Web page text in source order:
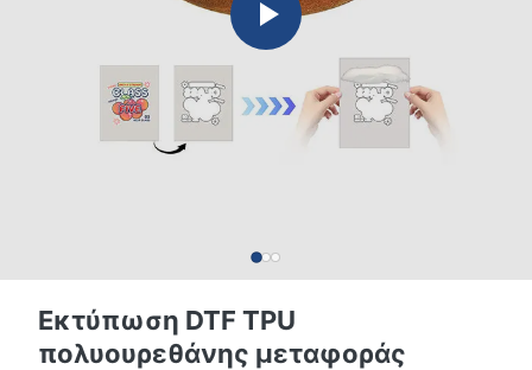
Εκτύπωση DTF TPU
πολυουρεθάνης μεταφοράς